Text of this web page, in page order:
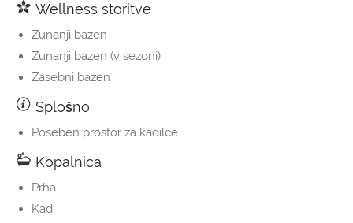
Wellness storitve
Zunanji bazen
Zunanji bazen (v sezoni)
Zasebni bazen
Splošno
Poseben prostor za kadilce
Kopalnica
Prha
Kad